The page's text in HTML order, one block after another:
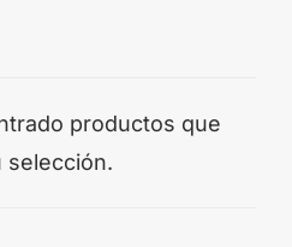
productos que
selección.